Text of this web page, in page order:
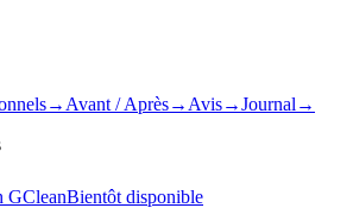
→ Avant / Après→ Avis→Journal →
GCleanBientôt disponible